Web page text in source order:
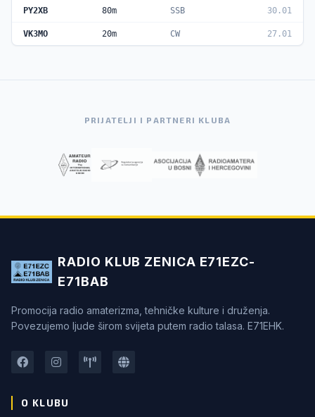
PY2XB 80m SSB 30.01
VK3MO 20m CW 27.01
PRIJATELJI I PARTNERI KLUBA
RADIO KLUB ZENICA E71EZC-
E71BAB
Promocija radio amaterizma, tehničke kulture i druženja.
Povezujemo ljude širom svijeta putem radio talasa. E71EHK.
O KLUBU